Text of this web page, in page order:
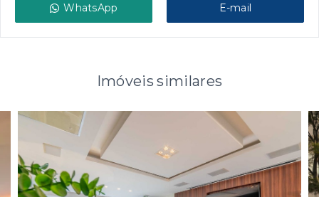
WhatsApp E-mail
Imóveis similares